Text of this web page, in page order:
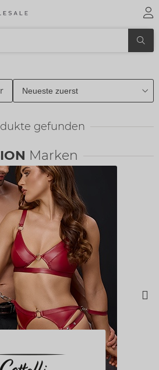
gefunden
Marken